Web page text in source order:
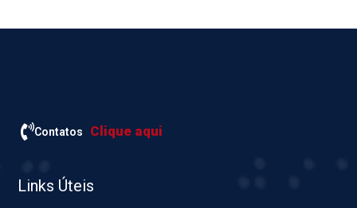
Contatos Clique aqui
Links Úteis